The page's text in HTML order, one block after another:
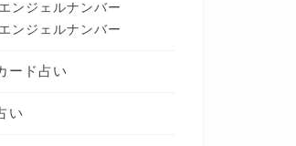
ンジェルナンバー
ンジェルナンバー
ード占い
い